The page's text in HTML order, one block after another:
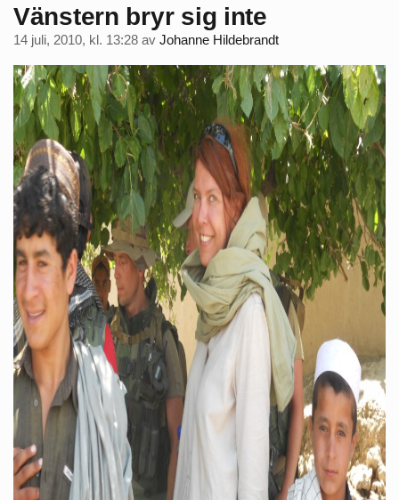
Vänstern bryr sig inte
14 juli, 2010, kl. 13:28 av Johanne Hildebrandt